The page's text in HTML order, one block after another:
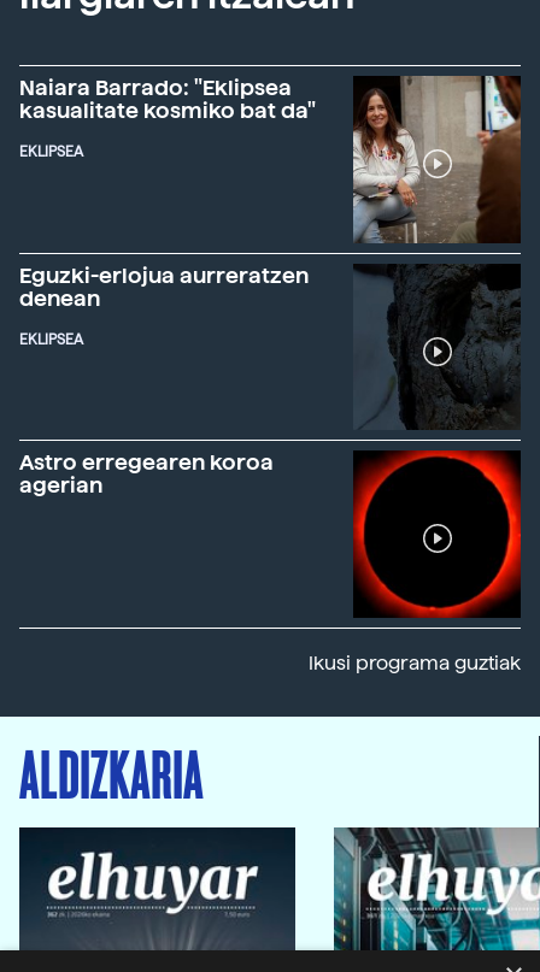
Naiara Barrado: "Eklipsea
kasualitate kosmiko bat da"
EKLIPSEA
Eguzki-erlojua aurreratzen
denean
EKLIPSEA
Astro erregearen koroa
agerian
Ikusi programa guztiak
ALDIZKARIA